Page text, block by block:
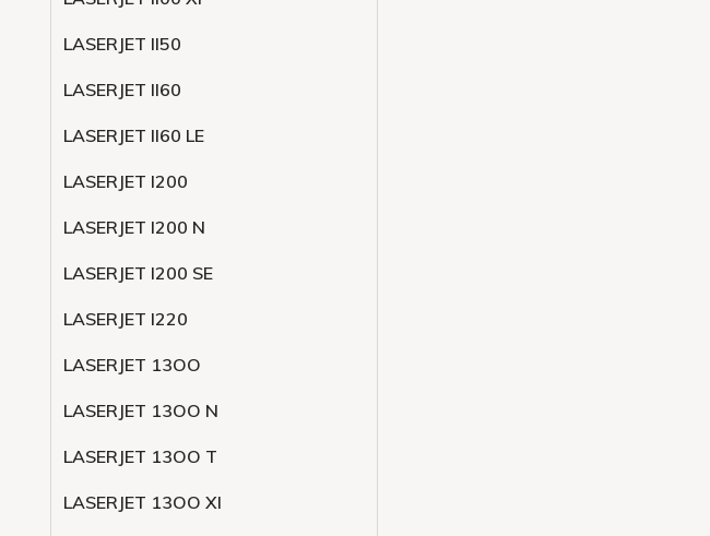
LASERJET ll50
LASERJET ll60
LASERJET ll60 LE
LASERJET l200
LASERJET l200 N
LASERJET l200 SE
LASERJET l220
LASERJET 13OO
LASERJET 13OO N
LASERJET 13OO T
LASERJET 13OO XI